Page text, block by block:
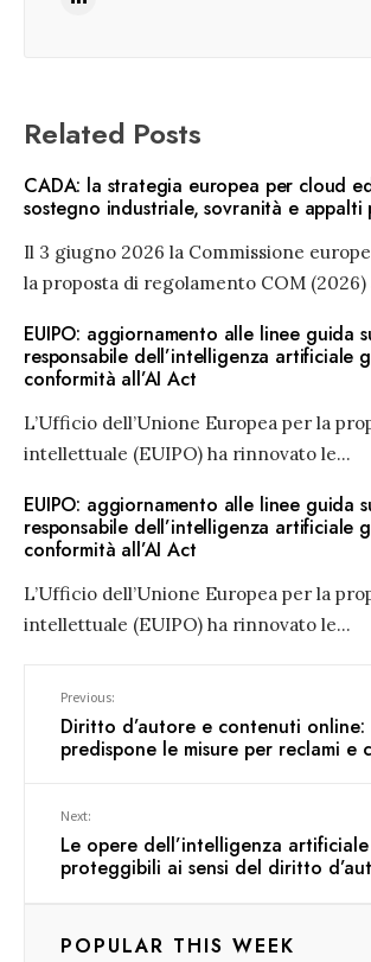
Related Posts
CADA: la strategia europea per cloud
sostegno industriale, sovranità e appalti
Il 3 giugno 2026 la Commissione
la proposta di regolamento COM
EUIPO: aggiornamento alle linee guida
responsabile dell’intelligenza artificiale
conformità all’AI Act
L’Ufficio dell’Unione Europea per la
intellettuale (EUIPO) ha rinnovato le...
EUIPO: aggiornamento alle linee guida
responsabile dell’intelligenza artificiale
conformità all’AI Act
L’Ufficio dell’Unione Europea per la
intellettuale (EUIPO) ha rinnovato le...
Previous:
Diritto d’autore e contenuti online:
predispone le misure per reclami e
Next:
Le opere dell’intelligenza
proteggibili ai sensi del diritto
POPULAR THIS WEEK